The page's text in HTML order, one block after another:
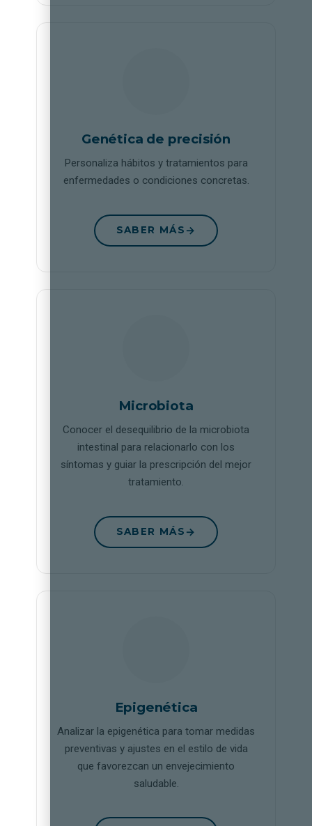
Genética de precisión
Personaliza hábitos y tratamientos para
enfermedades o condiciones concretas.
SABER MÁS
Microbiota
Conocer el desequilibrio de la microbiota
intestinal para relacionarlo con los
síntomas y guiar la prescripción del mejor
tratamiento.
SABER MÁS
Epigenética
Analizar la epigenética para tomar medidas
preventivas y ajustes en el estilo de vida
que favorezcan un envejecimiento
saludable.